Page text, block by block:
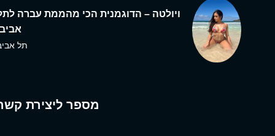
ויולטה – הדוגמנית הכי מהממת עברה
תל
מספר ליצירת